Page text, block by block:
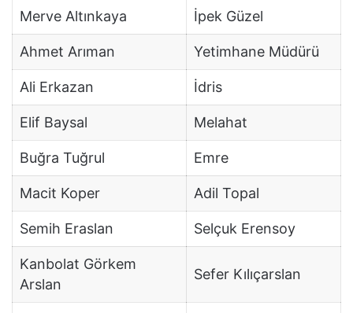
Merve Altınkaya İpek Güzel
Ahmet Arıman Yetimhane Müdürü
Ali Erkazan İdris
Elif Baysal Melahat
Buğra Tuğrul Emre
Macit Koper Adil Topal
Semih Eraslan Selçuk Erensoy
Kanbolat Görkem
Arslan
Sefer Kılıçarslan